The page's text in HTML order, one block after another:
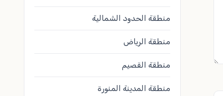
منطقة الحدود الشمالية
منطقة الرياض
منطقة القصيم
منطقة المدينة المنورة